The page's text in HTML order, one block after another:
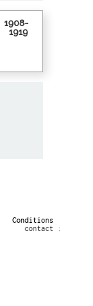
1908-
1919
Conditions
contact :